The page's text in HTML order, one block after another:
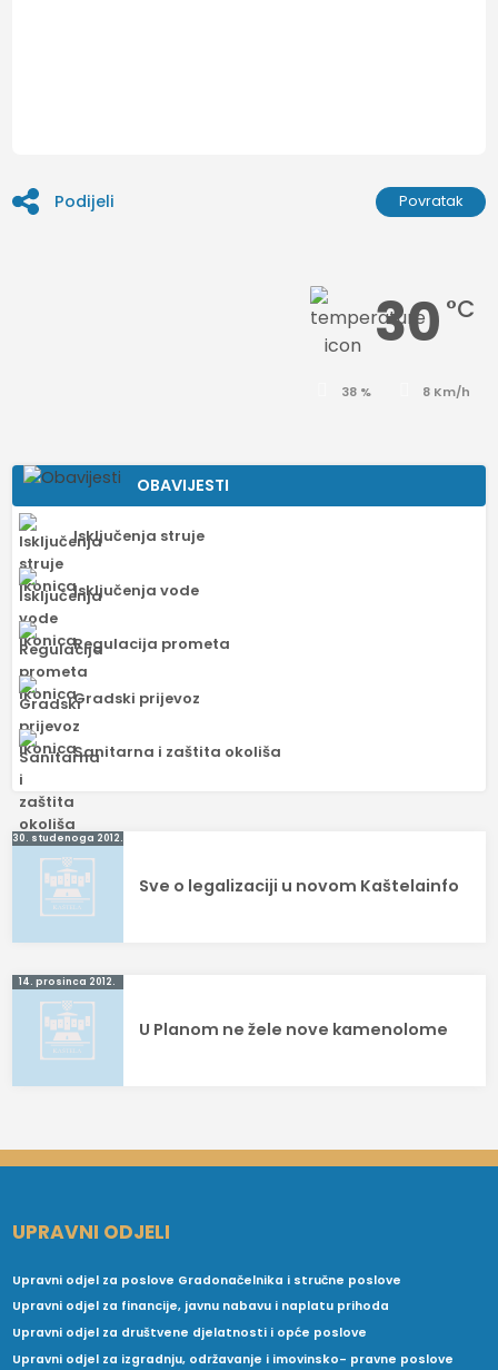
Podijeli Povratak
30 °C
38 % 8 Km/h
OBAVIJESTI
Isključenja struje
Isključenja vode
Regulacija prometa
Gradski prijevoz
Sanitarna i zaštita okoliša
Navigacija
objava
30. studenoga 2012.
Sve o legalizaciji u novom Kaštelainfo
14. prosinca 2012.
U Planom ne žele nove kamenolome
UPRAVNI ODJELI
Upravni odjel za poslove Gradonačelnika i stručne poslove
Upravni odjel za financije, javnu nabavu i naplatu prihoda
Upravni odjel za društvene djelatnosti i opće poslove
Upravni odjel za izgradnju, održavanje i imovinsko- pravne poslove